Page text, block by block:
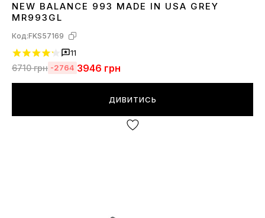
3738 3940414243 44 45
NEW BALANCE 993 MADE IN USA GREY
MR993GL
Код:FKS57169
11
6710грн -2764 3946 грн
ДИВИТИСЬ